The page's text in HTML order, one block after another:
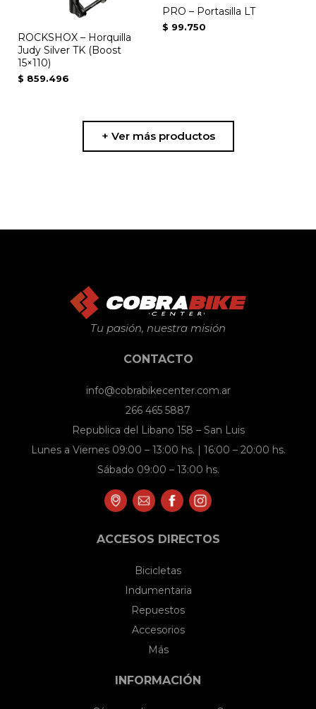
ROCKSHOX – Horquilla
Judy Silver TK (Boost
15×110)
$ 859.496
PRO – Portasilla LT
$ 99.750
+ Ver más productos
Tu pasión, nuestra misión
CONTACTO
info@cobrabikecenter.com.ar
266 465 5887
Republica del Libano 158 – San Luis
Lunes a Viernes 09:00 – 13:00 hs. | 16:00 – 20:00 hs.
Sábado 09:00 – 13:00 hs.
ACCESOS DIRECTOS
Bicicletas
Indumentaria
Repuestos
Accesorios
Más
INFORMACIÓN